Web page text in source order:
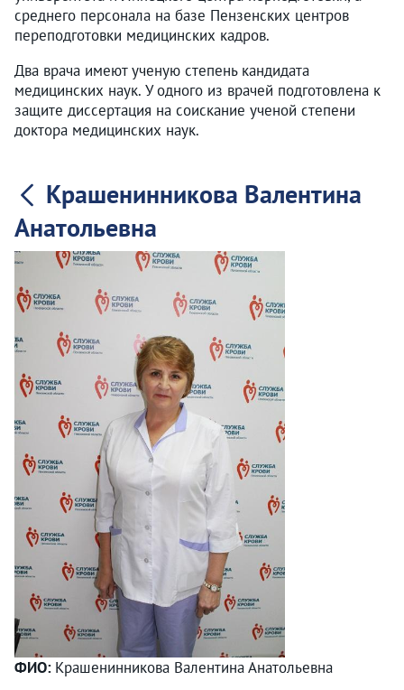
среднего персонала на базе Пензенских центров
переподготовки медицинских кадров.
Два врача имеют ученую степень кандидата
медицинских наук. У одного из врачей подготовлена к
защите диссертация на соискание ученой степени
доктора медицинских наук.
Крашенинникова Валентина
Анатольевна
ФИО: Крашенинникова Валентина Анатольевна